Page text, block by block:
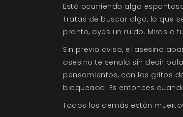
Está ocurriendo algo
Tratas de buscar algo, lo que
pronto, oyes un ruido. Miras a
Sin previo aviso, el asesino
asesino te señala sin decir
pensamientos, con los gritos
bloqueada. Es entonces
Todos los demás están